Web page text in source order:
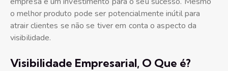
o melhor produto pode ser potencialmente inútil para
atrair clientes se não se tiver em conta o aspecto da
visibilidade.
Visibilidade Empresarial, O Que é?